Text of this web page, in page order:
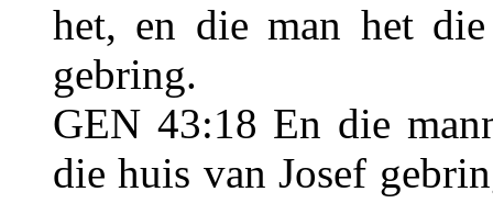
het, en die man het
gebring.
GEN 43:18 En die
die huis van Josef